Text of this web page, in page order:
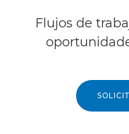
Flujos de